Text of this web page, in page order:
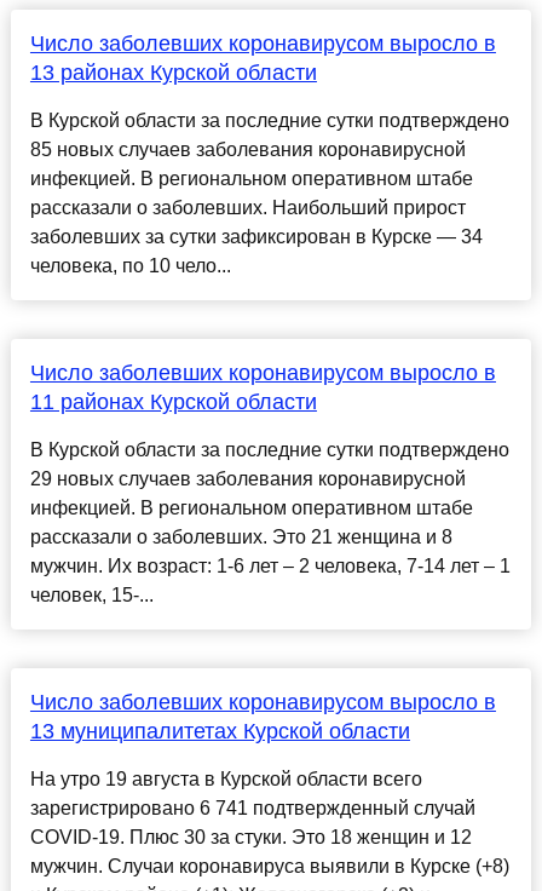
Число заболевших коронавирусом выросло в
13 районах Курской области
В Курской области за последние сутки подтверждено
85 новых случаев заболевания коронавирусной
инфекцией. В региональном оперативном штабе
рассказали о заболевших. Наибольший прирост
заболевших за сутки зафиксирован в Курске — 34
человека, по 10 чело...
Число заболевших коронавирусом выросло в
11 районах Курской области
В Курской области за последние сутки подтверждено
29 новых случаев заболевания коронавирусной
инфекцией. В региональном оперативном штабе
рассказали о заболевших. Это 21 женщина и 8
мужчин. Их возраст: 1-6 лет – 2 человека, 7-14 лет – 1
человек, 15-...
Число заболевших коронавирусом выросло в
13 муниципалитетах Курской области
На утро 19 августа в Курской области всего
зарегистрировано 6 741 подтвержденный случай
COVID-19. Плюс 30 за стуки. Это 18 женщин и 12
мужчин. Случаи коронавируса выявили в Курске (+8)